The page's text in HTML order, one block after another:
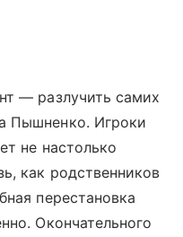
— разлучить самих
Пышненко. Игроки
не настолько
как родственников
перестановка
Окончательного